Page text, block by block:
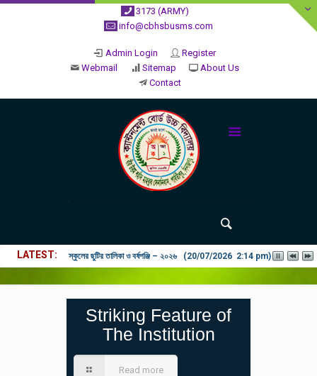
3173 (ARMY)
info@cbhsbusms.com
Admin Login
Register
Webmail
Sitemap
About Us
Contact
LATEST ২০২৬ শিক্ষাবর্ষে ভর্তি পুন: বিজ্ঞপ্তিঃ শিশু থেকে নবম শ্রেণি পযর্ন্ত ফরম বিতরন
Striking Feature of
The Institution
Read more